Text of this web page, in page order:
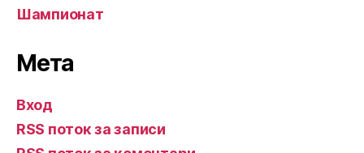
Шампионат
Мета
Вход
RSS поток за записи